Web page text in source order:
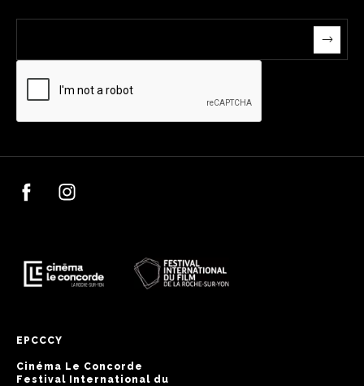
EPCCCY
Cinéma Le Concorde
Festival International du